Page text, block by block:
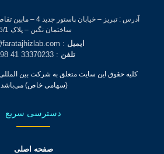
آدرس : تبریز – خیابان
ساختمان نگین – پلاک 45/1
ایمیل : info@faratajhizlab.com
تلفن: 33370233 41 0098
کلیه حقوق این سایت متعلق به شرکت بین المللی
(سهامی خاص) می‌باشد.
دسترسی سریع
صفحه اصلی